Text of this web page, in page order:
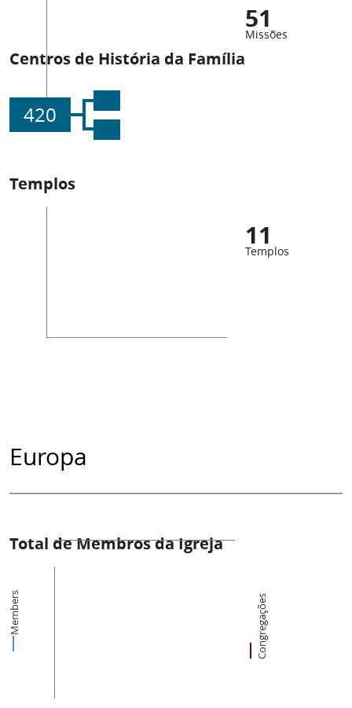
51
Missões
Centros de História da Família
420
Templos
11
Templos
Europa
Total de Membros da Igreja
Members Congregações